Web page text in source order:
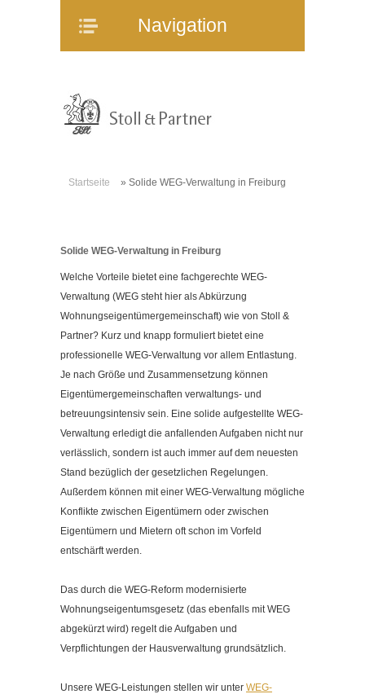
Navigation
Navigation
Mitarbeiter
Online-Service
Partner
Kontakt
Impressum
Cookieeinstellungen ändern
Startseite » Solide WEG-Verwaltung in Freiburg
Solide WEG-Verwaltung in Freiburg
Welche Vorteile bietet eine fachgerechte WEG-
Verwaltung (WEG steht hier als Abkürzung
Wohnungseigentümergemeinschaft) wie von Stoll &
Partner? Kurz und knapp formuliert bietet eine
professionelle WEG-Verwaltung vor allem Entlastung.
Je nach Größe und Zusammensetzung können
Eigentümergemeinschaften verwaltungs- und
betreuungsintensiv sein. Eine solide aufgestellte WEG-
Verwaltung erledigt die anfallenden Aufgaben nicht nur
verlässlich, sondern ist auch immer auf dem neuesten
Stand bezüglich der gesetzlichen Regelungen.
Außerdem können mit einer WEG-Verwaltung mögliche
Konflikte zwischen Eigentümern oder zwischen
Eigentümern und Mietern oft schon im Vorfeld
entschärft werden.
Das durch die WEG-Reform modernisierte
Wohnungseigentumsgesetz (das ebenfalls mit WEG
abgekürzt wird) regelt die Aufgaben und
Verpflichtungen der Hausverwaltung grundsätzlich.
Unsere WEG-Leistungen stellen wir unter WEG-